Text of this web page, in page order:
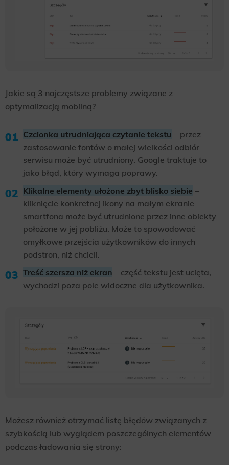
Jakie są 3 najczęstsze problemy związane z
optymalizacją mobilną?
Czcionka utrudniająca czytanie tekstu – przez
zastosowanie fontów o małej wielkości odbiór
serwisu może być utrudniony. Google traktuje to
jako błąd, który wymaga poprawy.
Klikalne elementy ułożone zbyt blisko siebie –
kliknięcie konkretnej ikony na małym ekranie
smartfona może być utrudnione przez inne obiekty
położone w jej pobliżu. Może to spowodować
omyłkowe przejścia użytkowników do innych
podstron, niż chcieli.
Treść szersza niż ekran – część tekstu jest ucięta,
wychodzi poza pole widoczne dla użytkownika.
Możesz również otrzymać listę błędów związanych z
szybkością lub wyglądem poszczególnych elementów
podczas ładowania się strony: